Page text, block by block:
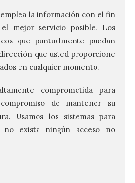
la información con el fin
mejor servicio posible. Los
que puntualmente puedan
que usted proporcione
en cualquier momento.
comprometida para
de mantener su
Usamos los sistemas para
no exista ningún acceso no